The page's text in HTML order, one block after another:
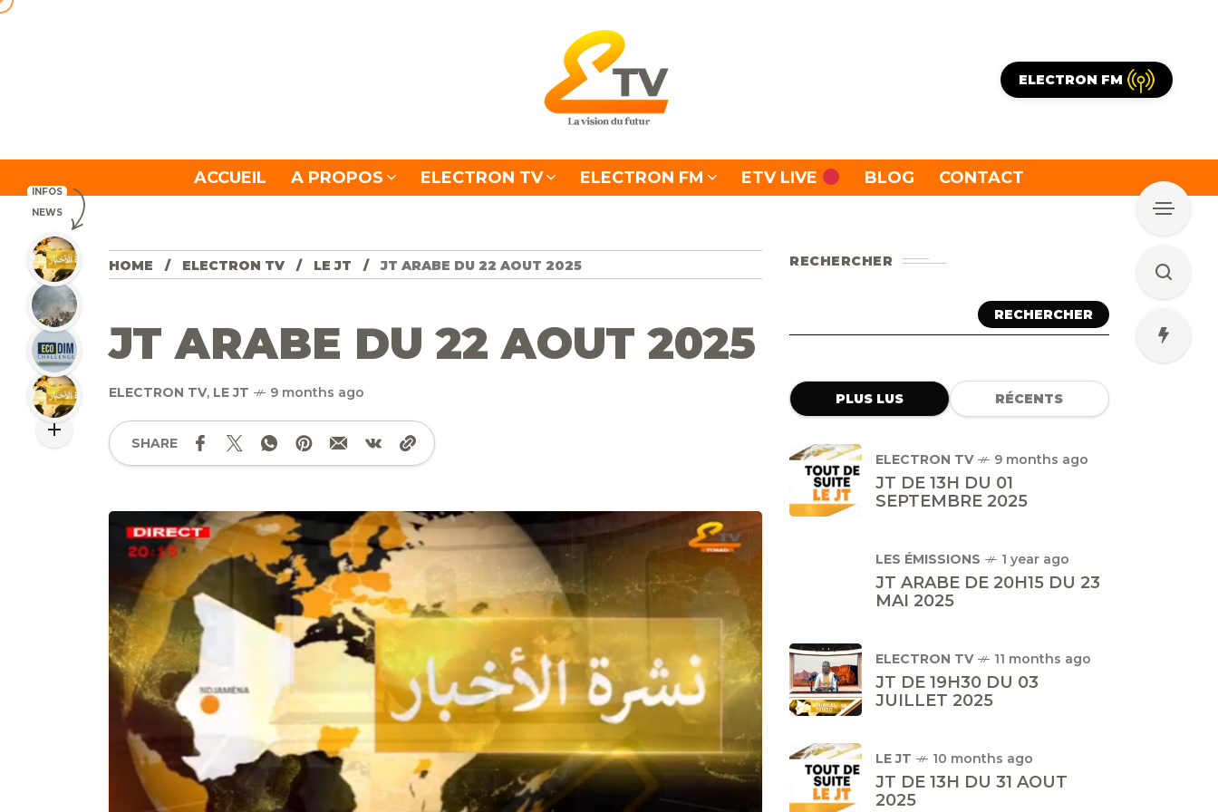
ELECTRON FM
ACCUEIL A PROPOS ELECTRON TV ELECTRON FM ETV LIVE BLOG CONTACT
HOME ELECTRON TV LE JT JT ARABE DU 22 AOUT 2025
JT ARABE DU 22 AOUT 2025
ELECTRON TV, LE JT 9 months ago
SHARE
RECHERCHER
RECHERCHER
PLUS LUS RÉCENTS
ELECTRON TV 9 months ago
JT DE 13H DU 01
SEPTEMBRE 2025
LES ÉMISSIONS 1 year ago
JT ARABE DE 20H15 DU 23
MAI 2025
ELECTRON TV 11 months ago
JT DE 19H30 DU 03
JUILLET 2025
LE JT 10 months ago
JT DE 13H DU 31 AOUT
2025
INFOS
NEWS